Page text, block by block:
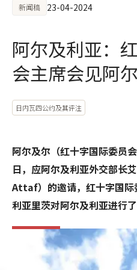
新闻稿 23-04-2024
阿尔及利亚：
会主席会见阿
日内瓦四公约及其评注
阿尔及尔（红十字国际委
日，应阿尔及利亚外交部长
Attaf）的邀请，红十字国
利亚里茨对阿尔及利亚进行了